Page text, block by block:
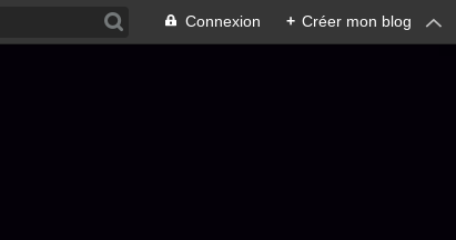
Connexion + Créer mon blog